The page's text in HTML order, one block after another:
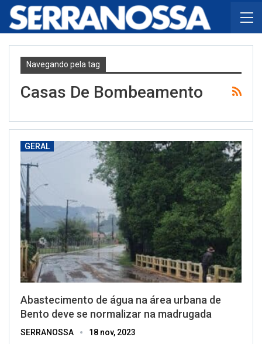
Navegando pela tag
Casas De Bombeamento
GERAL
Abastecimento de água na área urbana de
Bento deve se normalizar na madrugada
SERRANOSSA 18 nov, 2023